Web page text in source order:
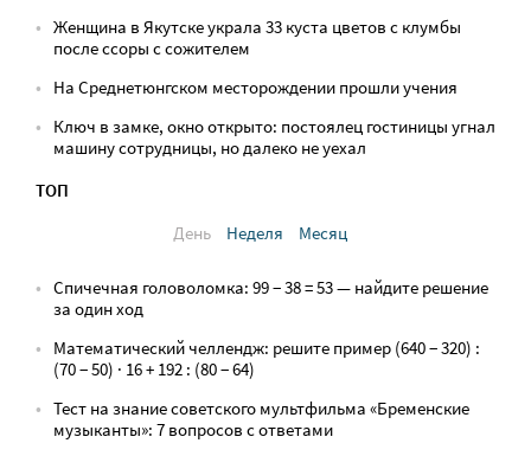
Женщина в Якутске украла 33 куста цветов с клумбы
после ссоры с сожителем
На Среднетюнгском месторождении прошли учения
Ключ в замке, окно открыто: постоялец гостиницы угнал
машину сотрудницы, но далеко не уехал
ТОП
День
Неделя Месяц
Спичечная головоломка: 99 − 38 = 53 — найдите решение
за один ход
Математический челлендж: решите пример (640 − 320) :
(70 − 50) · 16 + 192 : (80 − 64)
Тест на знание советского мультфильма «Бременские
музыканты»: 7 вопросов с ответами